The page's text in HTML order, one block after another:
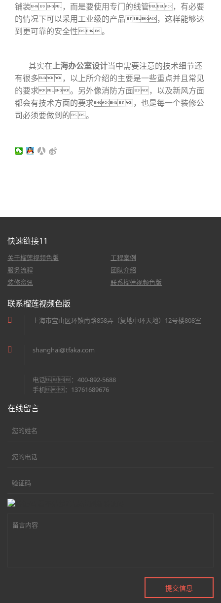
铺装，而是要使用专门的线管，有必要
的情况下可以采用工业级的产品，这样能够达
到更可靠的安全性。
其实在上海办公室设计当中需要注意的技术细节还
有很多，以上所介绍的主要是一些重点并且常见
的要求。另外像消防方面，以及新风方面
都会有技术方面的要求，也是每一个装修公
司必须要做到的。
快速链接11
关于榴莲视频色版
工程案例
服务流程
团队介绍
装修资讯
联系榴莲视频色版
联系榴莲视频色版
上海市宝山区环镇南路858弄（复地中环天地）12号楼808室
shanghai@tfaka.com
电话：400-892-5688
手机：13761689676
在线留言